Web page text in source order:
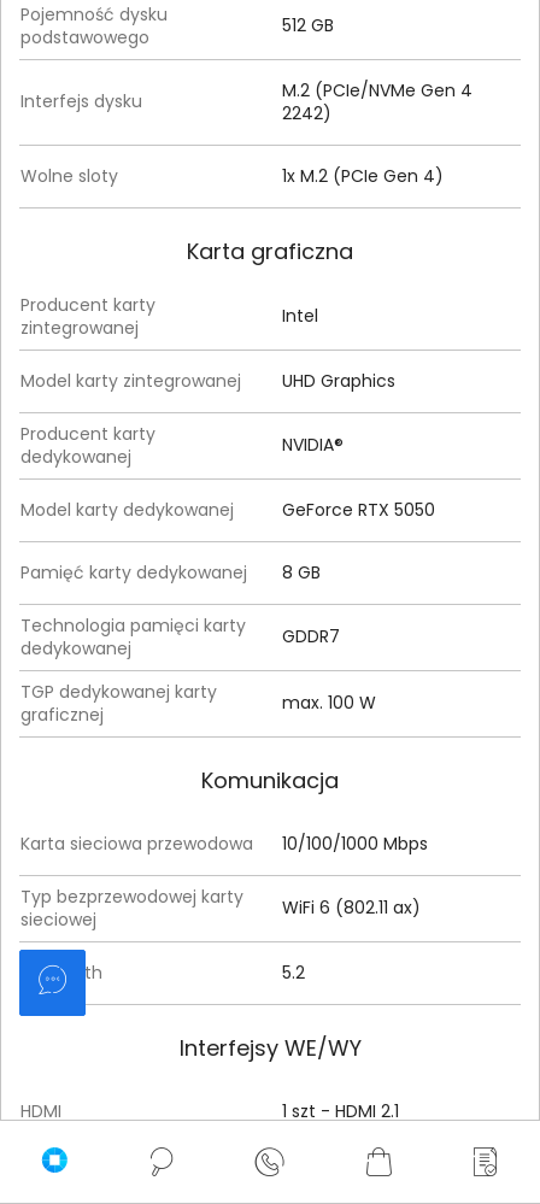
Pojemność dysku
podstawowego
512 GB
Interfejs dysku
M.2 (PCIe/NVMe Gen 4
2242)
Wolne sloty 1x M.2 (PCIe Gen 4)
Karta graficzna
Producent karty
zintegrowanej
Intel
Model karty zintegrowanej UHD Graphics
Producent karty
dedykowanej
NVIDIA®
Model karty dedykowanej GeForce RTX 5050
Pamięć karty dedykowanej 8 GB
Technologia pamięci karty
dedykowanej
GDDR7
TGP dedykowanej karty
graficznej
max. 100 W
Komunikacja
Karta sieciowa przewodowa 10/100/1000 Mbps
Typ bezprzewodowej karty
sieciowej
WiFi 6 (802.11 ax)
Bluetooth 5.2
Interfejsy WE/WY
HDMI 1 szt - HDMI 2.1
USB 3.2 Gen 1 (5 Gbps) 3 szt